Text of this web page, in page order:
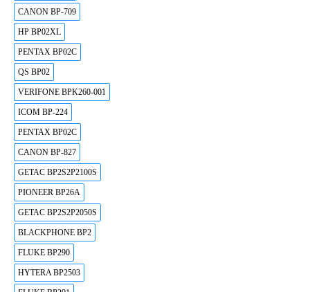
CANON BP-709
HP BP02XL
PENTAX BP02C
QS BP02
VERIFONE BPK260-001
ICOM BP-224
PENTAX BP02C
CANON BP-827
GETAC BP2S2P2100S
PIONEER BP26A
GETAC BP2S2P2050S
BLACKPHONE BP2
FLUKE BP290
HYTERA BP2503